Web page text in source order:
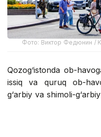
Фото: Виктор Федюнин /
Qozog‘istonda ob-
issiq va quruq ob-
g‘arbiy va shimoli-